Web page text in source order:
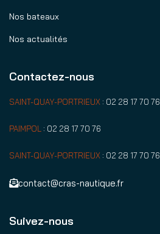
Nos bateaux
Nos actualités
Contactez-nous
SAINT-QUAY-PORTRIEUX : 02 28 17 70 76
PAIMPOL : 02 28 17 70 76
SAINT-QUAY-PORTRIEUX : 02 28 17 70 76
contact@cras-nautique.fr
Suivez-nous